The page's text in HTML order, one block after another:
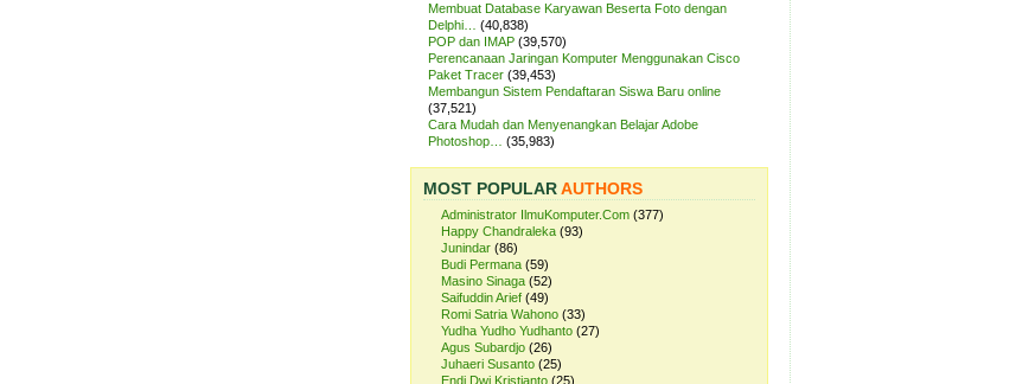
Membuat Database Karyawan Beserta Foto dengan
Delphi…
(40,838)
POP dan IMAP (39,570)
Perencanaan Jaringan Komputer Menggunakan Cisco
Paket Tracer (39,453)
Membangun Sistem Pendaftaran Siswa Baru online
(37,521)
Cara Mudah dan Menyenangkan Belajar Adobe
Photoshop…
(35,983)
MOST POPULARAUTHORS
Administrator IlmuKomputer.Com (377)
Happy Chandraleka (93)
Junindar (86)
Budi Permana (59)
Masino Sinaga (52)
Saifuddin Arief (49)
Romi Satria Wahono (33)
Yudha Yudho Yudhanto (27)
Agus Subardjo (26)
Juhaeri Susanto (25)
Endi Dwi Kristianto (25)